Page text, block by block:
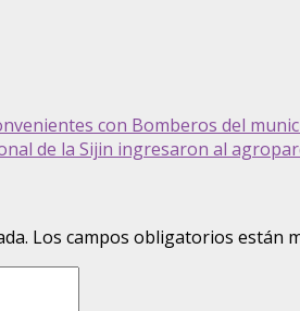
con Bomberos del
de la Sijin ingresaron al
Los campos obligatorios están